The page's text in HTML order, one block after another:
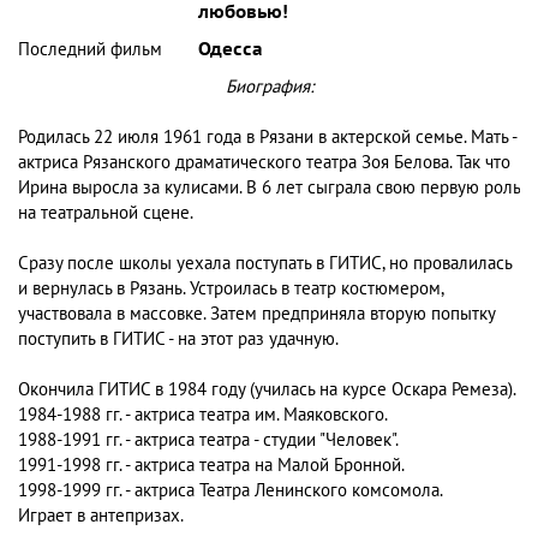
любовью!
Последний фильм
Одесса
Биография:
Родилась 22 июля 1961 года в Рязани в актерской семье. Мать -
актриса Рязанского драматического театра Зоя Белова. Так что
Ирина выросла за кулисами. В 6 лет сыграла свою первую роль
на театральной сцене.
Сразу после школы уехала поступать в ГИТИС, но провалилась
и вернулась в Рязань. Устроилась в театр костюмером,
участвовала в массовке. Затем предприняла вторую попытку
поступить в ГИТИС - на этот раз удачную.
Окончила ГИТИС в 1984 году (училась на курсе Оскара Ремеза).
1984-1988 гг. - актриса театра им. Маяковского.
1988-1991 гг. - актриса театра - студии "Человек".
1991-1998 гг. - актриса театра на Малой Бронной.
1998-1999 гг. - актриса Театра Ленинского комсомола.
Играет в антепризах.